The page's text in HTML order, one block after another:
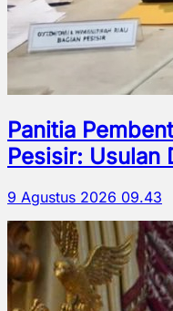
Panitia
Pesisir: Usulan
9 Agustus 2026 09.43